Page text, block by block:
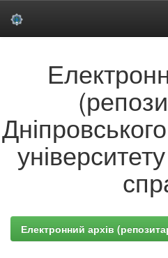
Електронний архів